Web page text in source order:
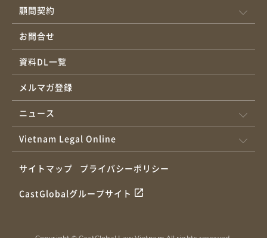
の3ヵ月以上の労働契約を締結する納税者が基礎控除を1社で、扶
養控除を他の会社で計算できるということを案内しました。 本件
の場合には、労働者が基礎控除と扶養控除をAかBかの1社で一緒に
計算することもできますし、又は、基礎控除をAかBかの1社で、扶
養控除を2社目で計算することもできると考えます。 労働者が会
社にPITの調整申告を委任し、会社が労働者の代わりに、税務局で
PITの調整申告を行うことはよく見られます。 もっとも、2社との3
ヵ月以上の労働契約する労働者のPITの調整申告は会社に委任され
告を自分で直接行います（PITの調整申告を案内する公文書
以上の会社と労働契約書を同時に締結する場合、労働者と当該会
顧問契約
お問合せ
資料DL一覧
メルマガ登録
ニュース
Vietnam Legal Online
サイトマップ プライバシーポリシー
CastGlobalグループサイト